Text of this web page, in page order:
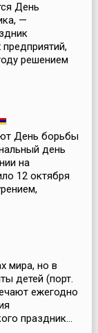
День
—
решением
День борьбы
день
на
12 октября
мира, но в
детей (порт.
ежегодно
праздник...